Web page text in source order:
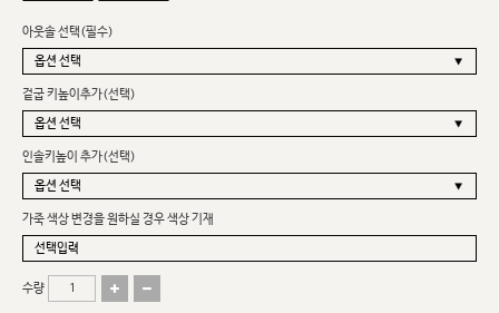
아웃솔 선택(필수)
겉굽 키높이추가(선택)
인솔키높이 추가(선택)
가죽 색상 변경을 원하실 경우 색상 기재
수량